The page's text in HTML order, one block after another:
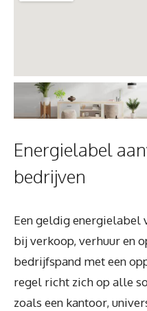
Energielabel
bedrijven
Een geldig energielabel
bij verkoop, verhuur en
bedrijfspand met een
regel richt zich op alle
zoals een kantoor,